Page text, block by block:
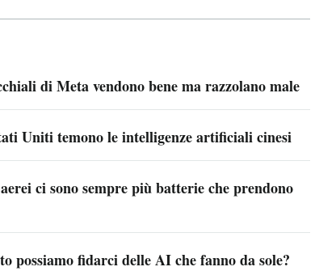
di Meta vendono bene ma razzolano male
Uniti temono le intelligenze artificiali cinesi
ci sono sempre più batterie che prendono
possiamo fidarci delle AI che fanno da sole?